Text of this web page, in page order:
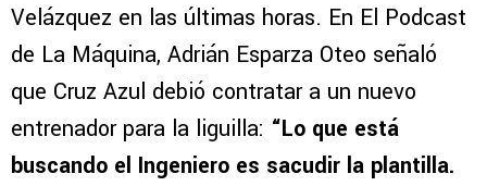
Velázquez en las últimas horas. En El Podcast
de La Máquina, Adrián Esparza Oteo señaló
que Cruz Azul debió contratar a un nuevo
entrenador para la liguilla: “Lo que está
buscando el Ingeniero es sacudir la plantilla.